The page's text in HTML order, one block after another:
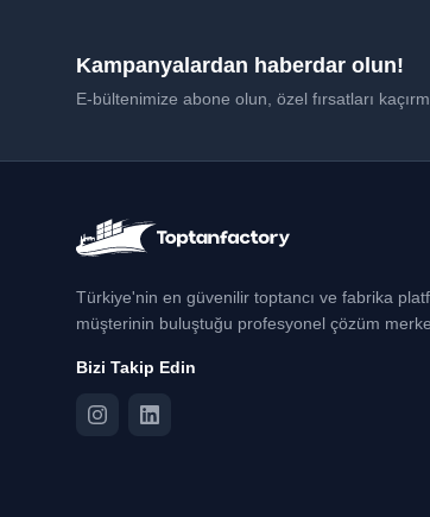
Kampanyalardan haberdar olun!
E-bültenimize abone olun, özel fırsatları
Türkiye'nin en güvenilir toptancı ve fabrika
müşterinin buluştuğu profesyonel çözüm
Bizi Takip Edin